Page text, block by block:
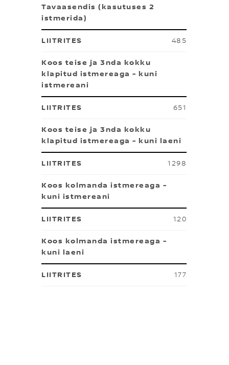
Tavaasendis (kasutuses 2
istmerida)
485
Koos teise ja 3nda kokku
klapitud istmereaga - kuni
istmereani
651
Koos teise ja 3nda kokku
klapitud istmereaga - kuni laeni
1298
Koos kolmanda istmereaga -
kuni istmereani
120
Koos kolmanda istmereaga -
kuni laeni
177